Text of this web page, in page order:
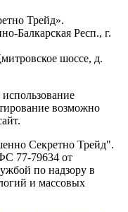
Трейд».
Балкарская Респ., г.
шоссе, д.
возможно
Секретно Трейд".
77-79634 от
по надзору в
и массовых